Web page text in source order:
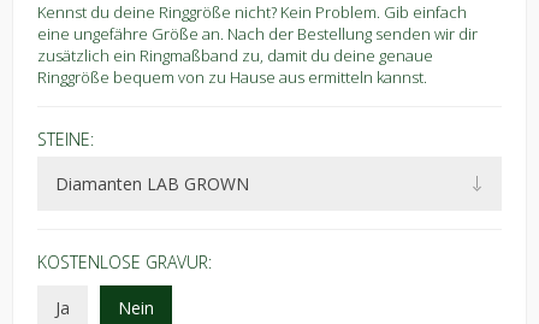
Kennst du deine Ringgröße nicht? Kein Problem. Gib einfach
eine ungefähre Größe an. Nach der Bestellung senden wir dir
zusätzlich ein Ringmaßband zu, damit du deine genaue
Ringgröße bequem von zu Hause aus ermitteln kannst.
STEINE:
KOSTENLOSE GRAVUR:
Ja
Nein